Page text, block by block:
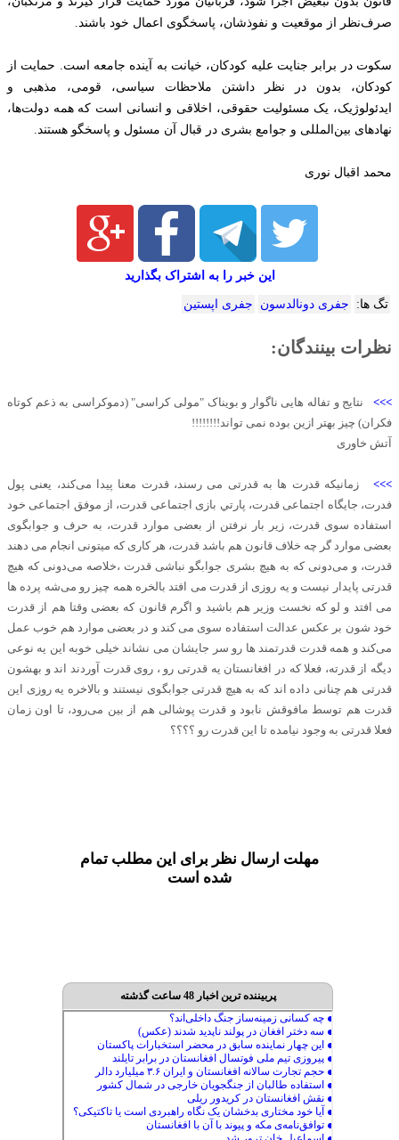
صرف‌نظر از موقعیت و نفوذشان، پاسخگوی اعمال خود باشند.
سکوت در برابر جنایت علیه کودکان، خیانت به آینده جامعه است. حمایت از
کودکان، بدون در نظر داشتن ملاحظات سیاسی، قومی، مذهبی و
ایدئولوژیک، یک مسئولیت حقوقی، اخلاقی و انسانی است که همه دولت‌ها،
نهادهای بین‌المللی و جوامع بشری در قبال آن مسئول و پاسخگو هستند.
محمد اقبال نوری
این خبر را به اشتراک بگذارید
تگ ها: جفری دونالدسون جفری اپستین
نظرات بینندگان:
>>> نتایج و تفاله هایی ناگوار و بویناک "مولی کراسی" (دموکراسی به ذعم کوتاه
فکران) چیز بهتر ازین بوده نمی تواند!!!!!!!!
آتش خاوری
>>> زمانیکه قدرت ها به قدرتی می رسند، قدرت معنا پیدا می‌کند، یعنی پول
فدرت، جایگاه اجتماعی قدرت، پارتي بازی اجتماعی قدرت، از موفق اجتماعی خود
استفاده سوی قدرت، زیر بار نرفتن از بعضی موارد قدرت، به حرف و جوابگوی
بعضی موارد گر چه‌ خلاف قانون هم باشد قدرت، هر کاری که میتونی انجام می دهند
قدرت، و می‌دونی که به هیچ بشری جوابگو نباشی قدرت ،خلاصه می‌دونی که هیچ
قدرتی پایدار نيست و یه روزی از قدرت می افتد بالخره همه چيز رو می‌شه پرده‌ ها
می افتد و لو که نخست وزیر هم باشید و اگرم قانون که بعضی وقتا هم از قدرت
خود شون بر عکس عدالت استفاده سوی می کند و در بعضی موارد هم خوب عمل
می‌کند و همه قدرت قدرتمند ها رو سر جایشان می نشاند خیلی خوبه این یه نوعی
ديگه از قدرته، فعلا که در افغانستان یه قدرتی رو ، روی قدرت آوردند اند و بهشون
قدرتی هم چنانی داده اند که به هیچ قدرتی جوابگوی نيستند و بالاخره یه روزی این
قدرت هم توسط مافوقش نابود و قدرت پوشالی هم از بین می‌رود، تا اون زمان
فعلا قدرتی به وجود نیامده تا اين قدرت رو ؟؟؟؟
مهلت ارسال نظر برای این مطلب تمام
شده است
پربیننده ترین اخبار 48 ساعت گذشته